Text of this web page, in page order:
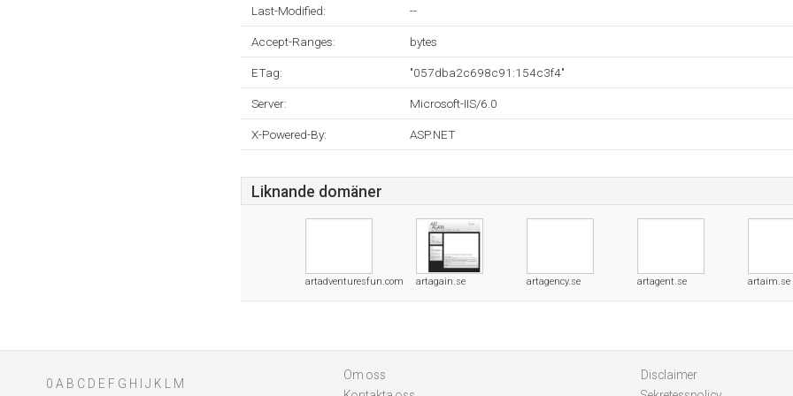
Last-Modified: --
Accept-Ranges: bytes
ETag: "057dba2c698c91:154c3f4"
Server: Microsoft-IIS/6.0
X-Powered-By: ASP.NET
Liknande domäner
artadventuresfun.com artagain.se artagency.se artagent.se artaim.se
0 A B C D E F G H J K M
Om oss
Disclaimer